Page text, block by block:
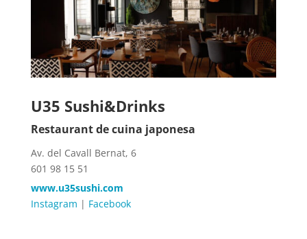
U35 Sushi&Drinks
Restaurant de cuina japonesa
Av. del Cavall Bernat, 6
601 98 15 51
www.u35sushi.com
Instagram | Facebook